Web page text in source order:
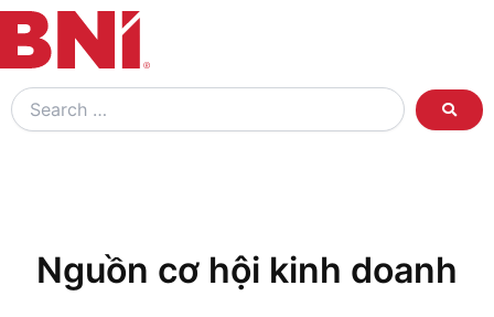
Search
…
Nguồn cơ hội kinh doanh